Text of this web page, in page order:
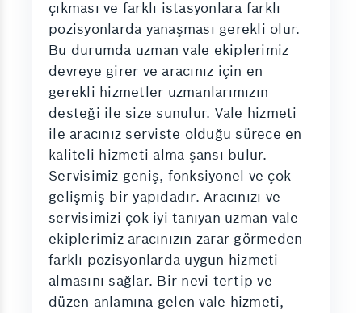
çıkması ve farklı istasyonlara farklı
pozisyonlarda yanaşması gerekli olur.
Bu durumda uzman vale ekiplerimiz
devreye girer ve aracınız için en
gerekli hizmetler uzmanlarımızın
desteği ile size sunulur. Vale hizmeti
ile aracınız serviste olduğu sürece en
kaliteli hizmeti alma şansı bulur.
Servisimiz geniş, fonksiyonel ve çok
gelişmiş bir yapıdadır. Aracınızı ve
servisimizi çok iyi tanıyan uzman vale
ekiplerimiz aracınızın zarar görmeden
farklı pozisyonlarda uygun hizmeti
almasını sağlar. Bir nevi tertip ve
düzen anlamına gelen vale hizmeti,